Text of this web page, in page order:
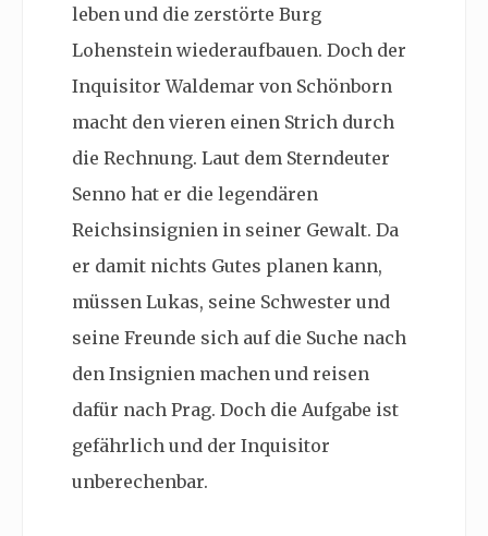
leben und die zerstörte Burg
Lohenstein wiederaufbauen. Doch der
Inquisitor Waldemar von Schönborn
macht den vieren einen Strich durch
die Rechnung. Laut dem Sterndeuter
Senno hat er die legendären
Reichsinsignien in seiner Gewalt. Da
er damit nichts Gutes planen kann,
müssen Lukas, seine Schwester und
seine Freunde sich auf die Suche nach
den Insignien machen und reisen
dafür nach Prag. Doch die Aufgabe ist
gefährlich und der Inquisitor
unberechenbar.